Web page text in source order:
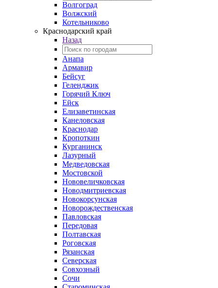
Волгоград
Волжский
Котельниково
Краснодарский край
Назад
Анапа
Армавир
Бейсуг
Геленджик
Горячий Ключ
Ейск
Елизаветинская
Канеловская
Краснодар
Кропоткин
Курганинск
Лазурный
Медведовская
Мостовской
Нововеличковская
Новодмитриевская
Новокорсунская
Новорождественская
Павловская
Передовая
Полтавская
Роговская
Рязанская
Северская
Совхозный
Сочи